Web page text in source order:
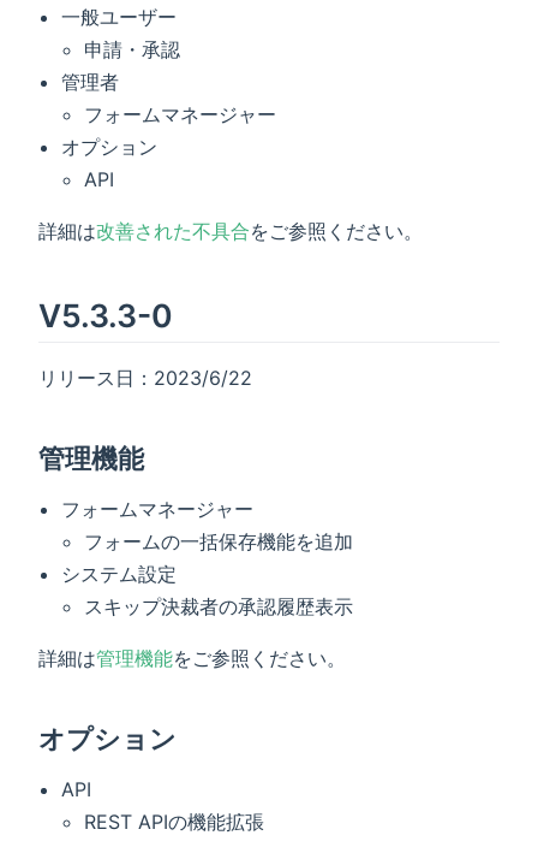
一般ユーザー
申請・承認
管理者
フォームマネージャー
オプション
API
詳細は改善された不具合をご参照ください。
V5.3.3-0
リリース日：2023/6/22
管理機能
フォームマネージャー
フォームの一括保存機能を追加
システム設定
スキップ決裁者の承認履歴表示
詳細は管理機能をご参照ください。
オプション
API
REST APIの機能拡張